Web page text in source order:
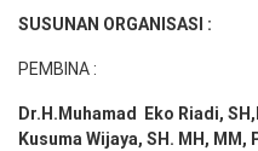
SUSUNAN ORGANISASI :
PEMBINA :
Dr.H.Muhamad Eko Riadi,
Kusuma Wijaya, SH. MH, MM,